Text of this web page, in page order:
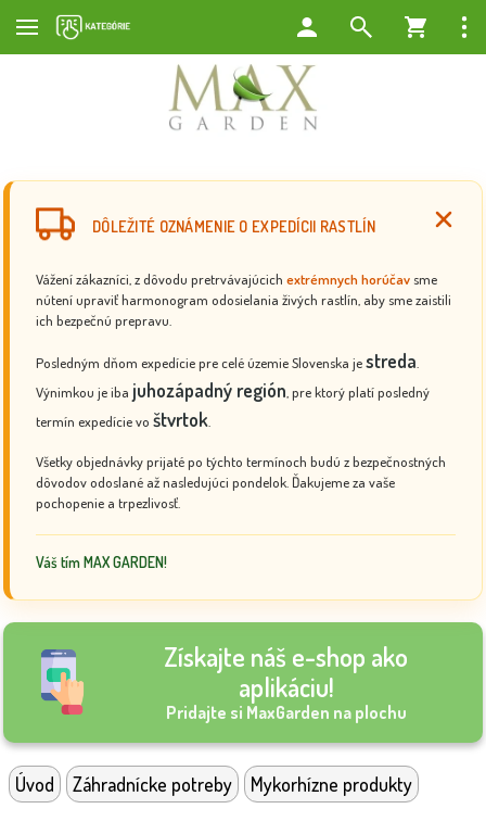
DÔLEŽITÉ OZNÁMENIE O EXPEDÍCII RASTLÍN
Vážení zákazníci, z dôvodu pretrvávajúcich extrémnych horúčav sme
nútení upraviť harmonogram odosielania živých rastlín, aby sme zaistili
ich bezpečnú prepravu.
Posledným dňom expedície pre celé územie Slovenska jestreda
Výnimkou je iba juhozápadný región , pre ktorý platí posledný
termín expedície vo štvrtok
Všetky objednávky prijaté po týchto termínoch budú z bezpečnostných
dôvodov odoslané až nasledujúci pondelok. Ďakujeme za vaše
pochopenie a trpezlivosť.
Váš tím MAX GARDEN!
Získajte náš e-shop ako
aplikáciu!
Pridajte si MaxGarden na plochu
Úvod Záhradnícke potreby Mykorhízne produkty